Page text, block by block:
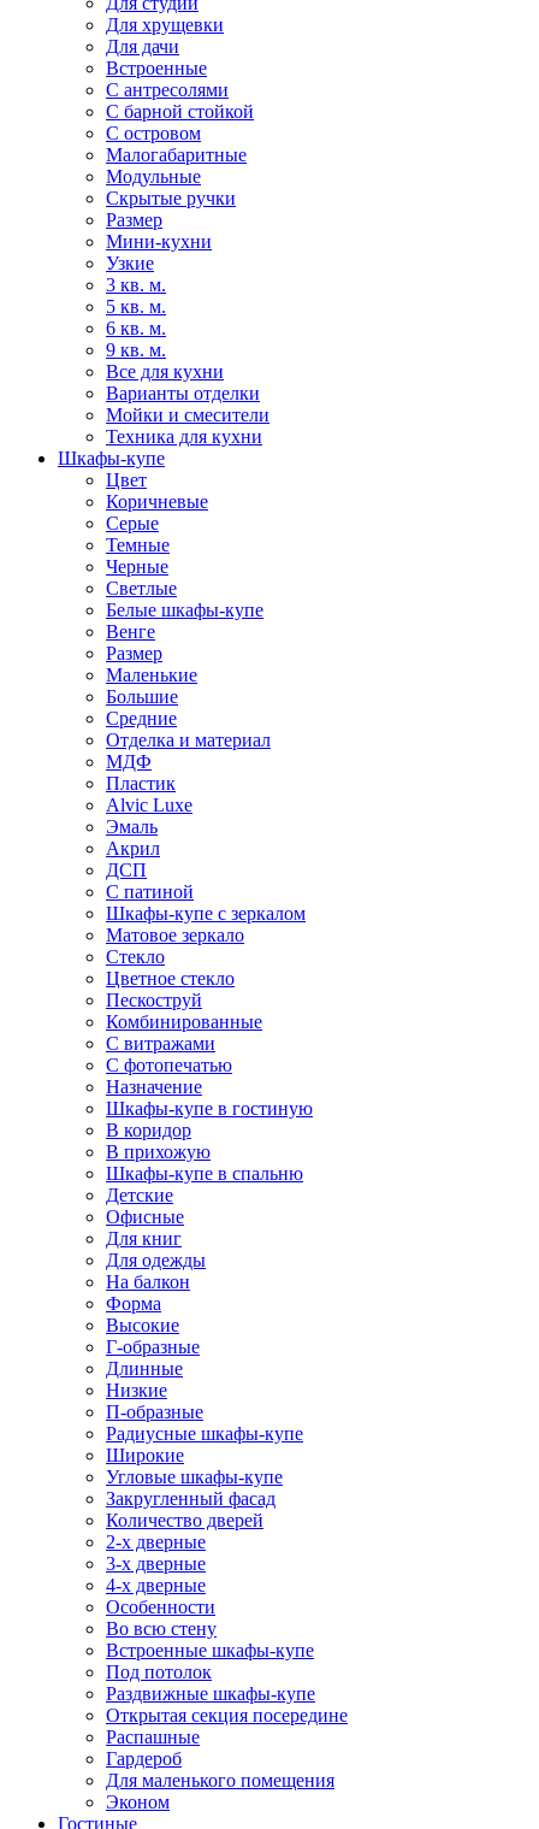
Для хрущевки
Для дачи
Встроенные
С антресолями
С барной стойкой
С островом
Малогабаритные
Модульные
Скрытые ручки
Размер
Мини-кухни
Узкие
3 кв. м.
5 кв. м.
6 кв. м.
9 кв. м.
Все для кухни
Варианты отделки
Мойки и смесители
Техника для кухни
Шкафы-купе
Цвет
Коричневые
Серые
Темные
Черные
Светлые
Белые шкафы-купе
Венге
Размер
Маленькие
Большие
Средние
Отделка и материал
МДФ
Пластик
Alvic Luxe
Эмаль
Акрил
ДСП
С патиной
Шкафы-купе с зеркалом
Матовое зеркало
Стекло
Цветное стекло
Пескоструй
Комбинированные
С витражами
С фотопечатью
Назначение
Шкафы-купе в гостиную
В коридор
В прихожую
Шкафы-купе в спальню
Детские
Офисные
Для книг
Для одежды
На балкон
Форма
Высокие
Г-образные
Длинные
Низкие
П-образные
Радиусные шкафы-купе
Широкие
Угловые шкафы-купе
Закругленный фасад
Количество дверей
2-х дверные
3-х дверные
4-х дверные
Особенности
Во всю стену
Встроенные шкафы-купе
Под потолок
Раздвижные шкафы-купе
Открытая секция посередине
Распашные
Гардероб
Для маленького помещения
Эконом
Гостиные